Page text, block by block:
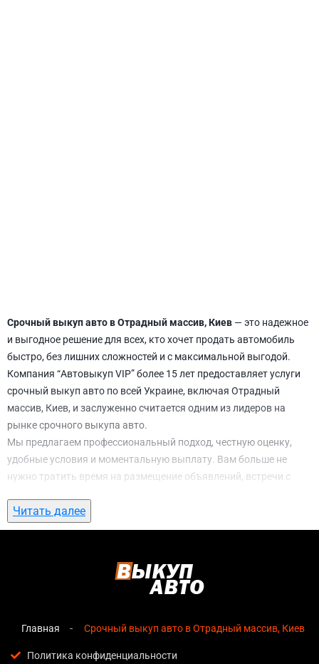
Срочный выкуп авто в Отрадный массив, Киев — это надежное
и выгодное решение для всех, кто хочет продать автомобиль
быстро, без лишних сложностей и с максимальной выгодой.
Компания “Автовыкуп VIP” более 15 лет предоставляет услуги
срочный выкуп авто по всей Украине, включая Отрадный
массив, Киев, и заслуженно считается одним из лидеров на
рынке срочного выкупа авто.
Мы предлагаем профессиональный подход, честную оценку,
удобные условия и моментальную выплату. Вам больше не
нужно тратить время на размещение объявлений, встречи с
ожидание. С нами вы можете
массив, Киеввсего за 1 день.
срочный выкуп авто в Отрадный массив,
Мгновенная оценка— предварительная стоимость
озвучивается сразу после обращения, без скрытых
Читать далее
Главная Срочный выкуп авто в Отрадный массив, Киев
Политика конфиденциальности